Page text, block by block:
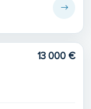
13 000 €